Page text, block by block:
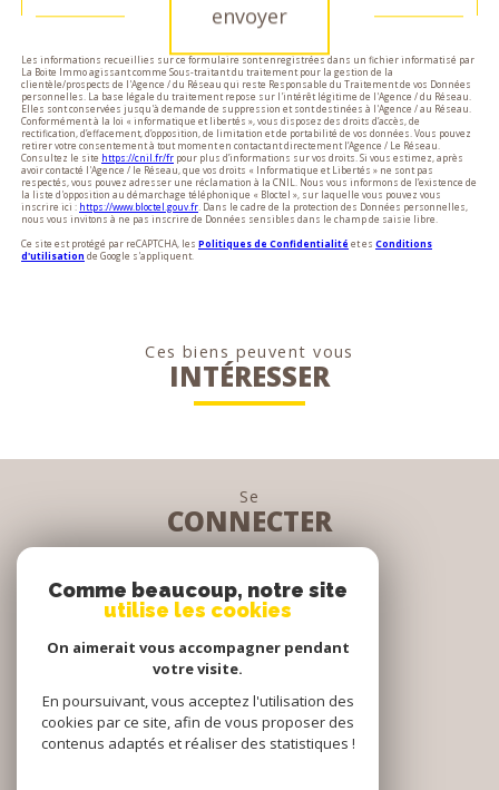
envoyer
Les informations recueillies sur ce formulaire sont enregistrées dans un fichier informatisé par
La Boite Immo agissant comme Sous-traitant du traitement pour la gestion de la
clientèle/prospects de l'Agence / du Réseau qui reste Responsable du Traitement de vos Données
personnelles. La base légale du traitement repose sur l'intérêt légitime de l'Agence / du Réseau.
Elles sont conservées jusqu'à demande de suppression et sont destinées à l'Agence / au Réseau.
Conformément à la loi « informatique et libertés », vous disposez des droits d’accès, de
rectification, d’effacement, d’opposition, de limitation et de portabilité de vos données. Vous pouvez
retirer votre consentement à tout moment en contactant directement l’Agence / Le Réseau.
Consultez le site https://cnil.fr/fr pour plus d’informations sur vos droits. Si vous estimez, après
avoir contacté l'Agence / le Réseau, que vos droits « Informatique et Libertés » ne sont pas
respectés, vous pouvez adresser une réclamation à la CNIL. Nous vous informons de l’existence de
la liste d'opposition au démarchage téléphonique « Bloctel », sur laquelle vous pouvez vous
inscrire ici : https://www.bloctel.gouv.fr . Dans le cadre de la protection des Données personnelles,
nous vous invitons à ne pas inscrire de Données sensibles dans le champ de saisie libre.
Ce site est protégé par reCAPTCHA, les Politiques de Confidentialité et es Conditions
d'utilisation de Google s'appliquent.
Ces biens peuvent vous
INTÉRESSER
Se
CONNECTER
SUIVRE
Comme beaucoup, notre site
utilise les cookies
On aimerait vous accompagner pendant
votre visite.
En poursuivant, vous acceptez l'utilisation des
cookies par ce site, afin de vous proposer des
contenus adaptés et réaliser des statistiques !